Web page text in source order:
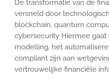
De transformatie van de
versneld door
blockchain, quantum
cybersecurity Hiermee gaat
modelling, het
compliant zijn aan
vertrouwelijke financiële